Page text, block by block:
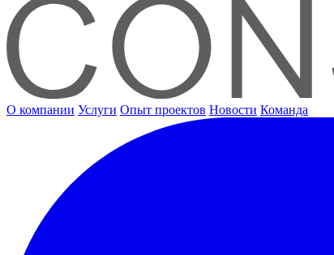
О компании Услуги Опыт проектов Новости Команда